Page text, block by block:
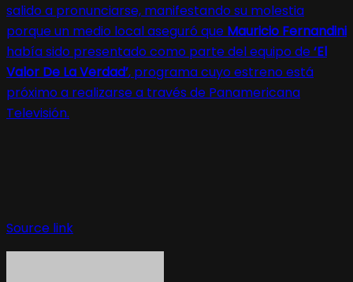
salido a pronunciarse, manifestando su molestia
porque un medio local aseguró que Mauricio Fernandini
había sido presentado como parte del equipo de‘El
Valor De La Verdad’, programa cuyo estreno está
próximo a realizarse a través de Panamericana
Televisión.
Source link